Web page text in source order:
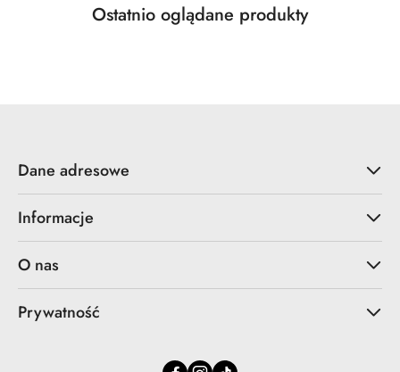
Pomiń karuzelę produktów
Produkty
Ostatnio oglądane produkty
Dane adresowe
Informacje
O nas
Prywatność